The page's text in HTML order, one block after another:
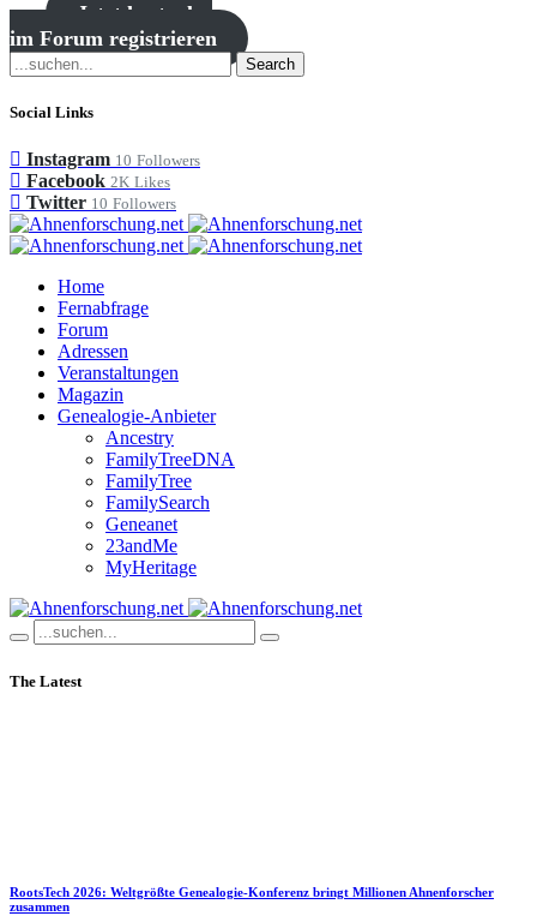
Jetzt kostenlos
im Forum registrieren
Search
Social Links
Instagram 10 Followers
Facebook 2K Likes
Twitter 10 Followers
Home
Fernabfrage
Forum
Adressen
Veranstaltungen
Magazin
Genealogie-Anbieter
Ancestry
FamilyTreeDNA
FamilyTree
FamilySearch
Geneanet
23andMe
MyHeritage
The Latest
RootsTech 2026: Weltgrößte Genealogie-Konferenz bringt Millionen Ahnenforscher
zusammen